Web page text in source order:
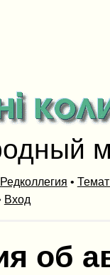
Редколлегия •
Вход
об